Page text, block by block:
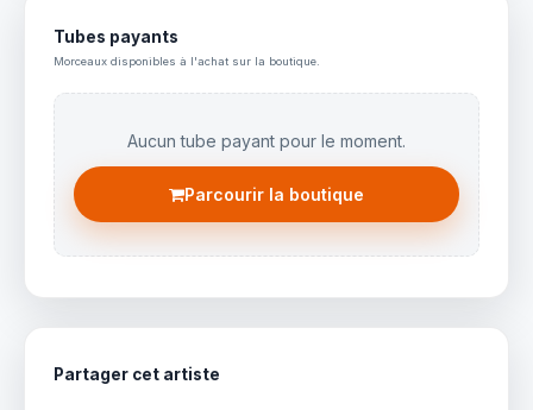
Tubes payants
Morceaux disponibles à l'achat sur la boutique.
Aucun tube payant pour le moment.
Parcourir la boutique
Partager cet artiste